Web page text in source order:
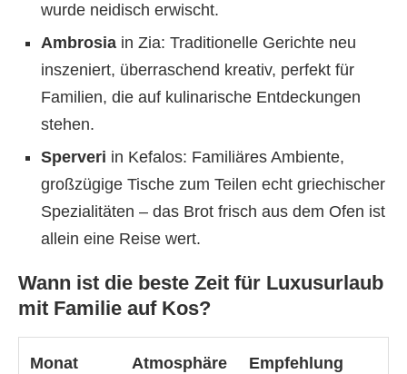
wurde neidisch erwischt.
Ambrosia in Zia: Traditionelle Gerichte neu
inszeniert, überraschend kreativ, perfekt für
Familien, die auf kulinarische Entdeckungen
stehen.
Sperveri in Kefalos: Familiäres Ambiente,
großzügige Tische zum Teilen echt griechischer
Spezialitäten – das Brot frisch aus dem Ofen ist
allein eine Reise wert.
Wann ist die beste Zeit für Luxusurlaub
mit Familie auf Kos?
Monat Atmosphäre Empfehlung